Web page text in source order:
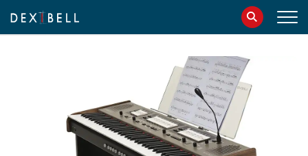
086181241